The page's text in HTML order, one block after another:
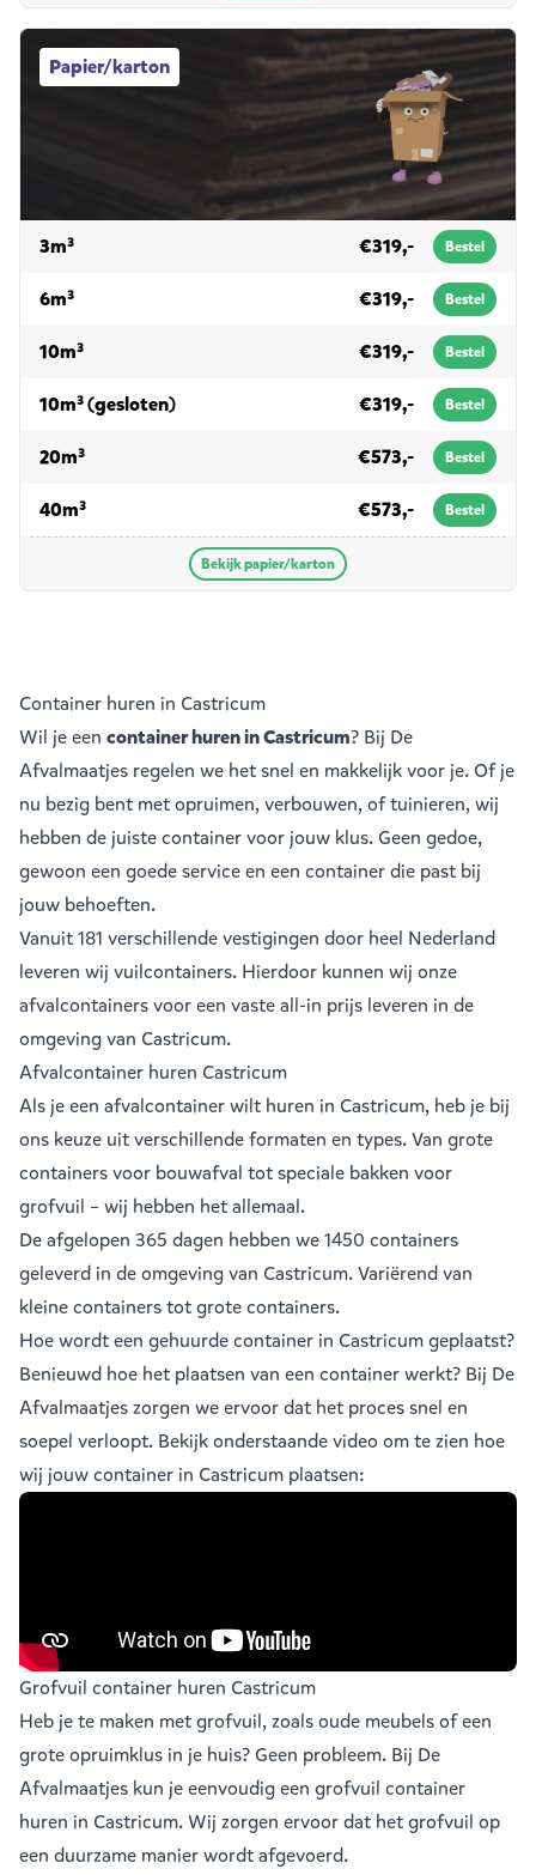
Papier/karton
Papier/karton afvalcontainers
3m³voor papier/karton €319,- Bestel
6m³voor papier/karton €319,- Bestel
10m³voor papier/karton €319,- Bestel
10m³ (gesloten)voor papier/karton €319,- Bestel
20m³voor papier/karton €573,- Bestel
40m³voor papier/karton €573,- Bestel
Bekijk papier/karton
Container huren in Castricum
Wil je een container huren in Castricum? Bij De
Afvalmaatjes regelen we het snel en makkelijk voor je. Of je
nu bezig bent met opruimen, verbouwen, of tuinieren, wij
hebben de juiste container voor jouw klus. Geen gedoe,
gewoon een goede service en een container die past bij
jouw behoeften.
Vanuit181 verschillende vestigingen door heel Nederland
leveren wij vuilcontainers. Hierdoor kunnen wij onze
afvalcontainers voor een vaste all-in prijs leveren in de
omgeving van Castricum.
Afvalcontainer huren Castricum
Als je een afvalcontainerwilt huren in Castricum, heb je bij
ons keuze uit verschillende formaten en types. Van grote
containers voor bouwafval tot speciale bakken voor
grofvuil – wij hebben het allemaal.
De afgelopen 365 dagen hebben we 1450 containers
geleverd in de omgeving van Castricum. Variërend van
kleine containerstotgrote containers.
Hoe wordt een gehuurde container in Castricum geplaatst?
Benieuwd hoe het plaatsen van een container werkt? Bij De
Afvalmaatjes zorgen we ervoor dat het proces snel en
soepel verloopt. Bekijk onderstaande video om te zien hoe
wij jouw container in Castricum plaatsen:
Grofvuil container huren Castricum
Heb je te maken met grofvuil, zoals oude meubels of een
grote opruimklus in je huis? Geen probleem. Bij De
Afvalmaatjes kun je eenvoudig een grofvuil container
huren in Castricum. Wij zorgen ervoor dat het grofvuil op
een duurzame manier wordt afgevoerd.